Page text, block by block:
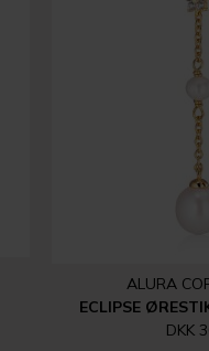
ALURA
ECLIPSE
DKK